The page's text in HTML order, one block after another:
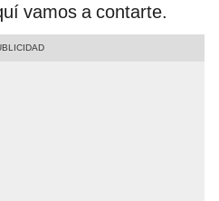
vamos a contarte.